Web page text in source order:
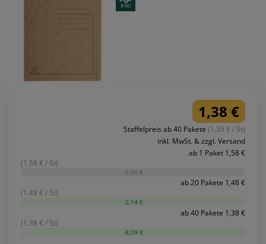
1,38 €
Staffelpreis ab 40 Pakete (1.38 € / St)
inkl. MwSt. & zzgl. Versand
ab 1 Paket 1,58 €
(1.58 € / St)
-0,00 €
ab 20 Pakete 1,48 €
(1.48 € / St)
-2,14 €
ab 40 Pakete 1,38 €
(1.38 € / St)
-8,09 €